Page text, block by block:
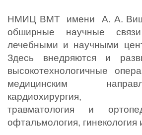
НМИЦ ВМТ  имени  А. А.
обширные научные
лечебными и научными
Здесь внедряются и
высокотехнологичные
медицинским
кардиохирургия,
травматология и
офтальмология, гинекология